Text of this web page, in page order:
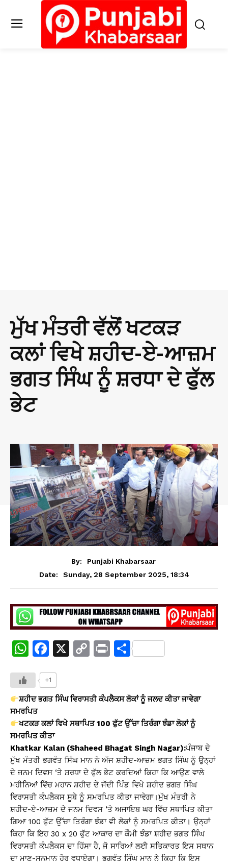
ਮੁੱਖ ਮੰਤਰੀ ਵੱਲੋਂ ਖਟਕੜ
ਕਲਾਂ ਵਿਖੇ ਸ਼ਹੀਦ-ਏ-ਆਜ਼ਮ
ਭਗਤ ਸਿੰਘ ਨੂੰ ਸ਼ਰਧਾ ਦੇ ਫੁੱਲ
ਭੇਟ
By:
Punjabi Khabarsaar
Date:
Sunday, 28 September 2025, 18:34
W
at
s
A
p
p
F
c
e
b
o
o
k
X
C
y
n
k
Pr S
e
+1
ਸ਼ਹੀਦ ਭਗਤ ਸਿੰਘ ਵਿਰਾਸਤੀ ਕੰਪਲੈਕਸ ਲੋਕਾਂ ਨੂੰ ਜਲਦ ਕੀਤਾ ਜਾਵੇਗਾ
ਸਮਰਪਿਤ
ਖਟਕੜ ਕਲਾਂ ਵਿਖੇ ਸਥਾਪਿਤ 100 ਫੁੱਟ ਉੱਚਾ ਤਿਰੰਗਾ ਝੰਡਾ ਲੋਕਾਂ ਨੂੰ
ਸਮਰਪਿਤ ਕੀਤਾ
Khatkar Kalan (Shaheed Bhagat Singh Nagar):ਪੰਜਾਬ ਦੇ
ਮੁੱਖ ਮੰਤਰੀ ਭਗਵੰਤ ਸਿੰਘ ਮਾਨ ਨੇ ਅੱਜ ਸ਼ਹੀਦ-ਆਜ਼ਮ ਭਗਤ ਸਿੰਘ ਨੂੰ ਉਨ੍ਹਾਂ
ਦੇ ਜਨਮ ਦਿਵਸ ‘ਤੇ ਸ਼ਰਧਾ ਦੇ ਫੁੱਲ ਭੇਟ ਕਰਦਿਆਂ ਕਿਹਾ ਕਿ ਆਉਣ ਵਾਲੇ
ਮਹੀਨਿਆਂ ਵਿੱਚ ਮਹਾਨ ਸ਼ਹੀਦ ਦੇ ਜੱਦੀ ਪਿੰਡ ਵਿਖੇ ਸ਼ਹੀਦ ਭਗਤ ਸਿੰਘ
ਵਿਰਾਸਤੀ ਕੰਪਲੈਕਸ ਸੂਬੇ ਨੂੰ ਸਮਰਪਿਤ ਕੀਤਾ ਜਾਵੇਗਾ।ਮੁੱਖ ਮੰਤਰੀ ਨੇ
ਸ਼ਹੀਦ-ਏ-ਆਜ਼ਮ ਦੇ ਜਨਮ ਦਿਵਸ ‘ਤੇ ਅਜਾਇਬ ਘਰ ਵਿੱਚ ਸਥਾਪਿਤ ਕੀਤਾ
ਗਿਆ 100 ਫੁੱਟ ਉੱਚਾ ਤਿਰੰਗਾ ਝੰਡਾ ਵੀ ਲੋਕਾਂ ਨੂੰ ਸਮਰਪਿਤ ਕੀਤਾ। ਉਨ੍ਹਾਂ
ਕਿਹਾ ਕਿ ਇਹ 30 x 20 ਫੁੱਟ ਆਕਾਰ ਦਾ ਕੌਮੀ ਝੰਡਾ ਸ਼ਹੀਦ ਭਗਤ ਸਿੰਘ
ਵਿਰਾਸਤੀ ਕੰਪਲੈਕਸ ਦਾ ਹਿੱਸਾ ਹੈ, ਜੋ ਸਾਰਿਆਂ ਲਈ ਸਤਿਕਾਰਤ ਇਸ ਸਥਾਨ
ਦਾ ਮਾਣ-ਸਨਮਾਨ ਹੋਰ ਵਧਾਏਗਾ। ਭਗਵੰਤ ਸਿੰਘ ਮਾਨ ਨੇ ਕਿਹਾ ਕਿ ਇਸ